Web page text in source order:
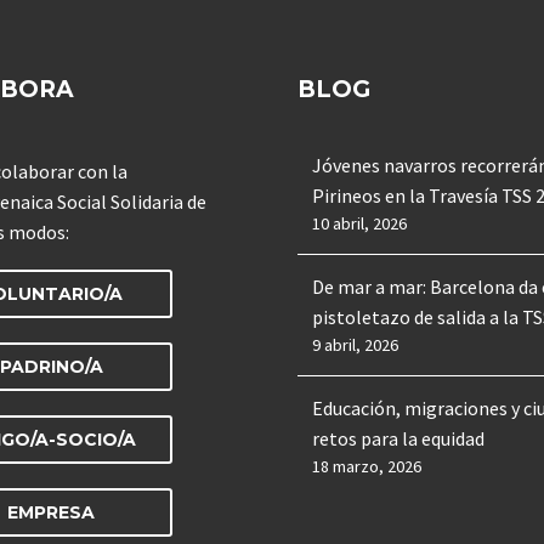
integració i cohesió social
educativa con menores
con la
Social Solidaria de
A
PADRINO/A
A-SOCIO/A
EMPRESA
BLOG
Jóvenes navarros
Pirineos en la Travesía TSS
10 abril, 2026
De mar a mar: Barcelona da
pistoletazo de salida a la
9 abril, 2026
Educación, migraciones y
retos para la equidad
18 marzo, 2026